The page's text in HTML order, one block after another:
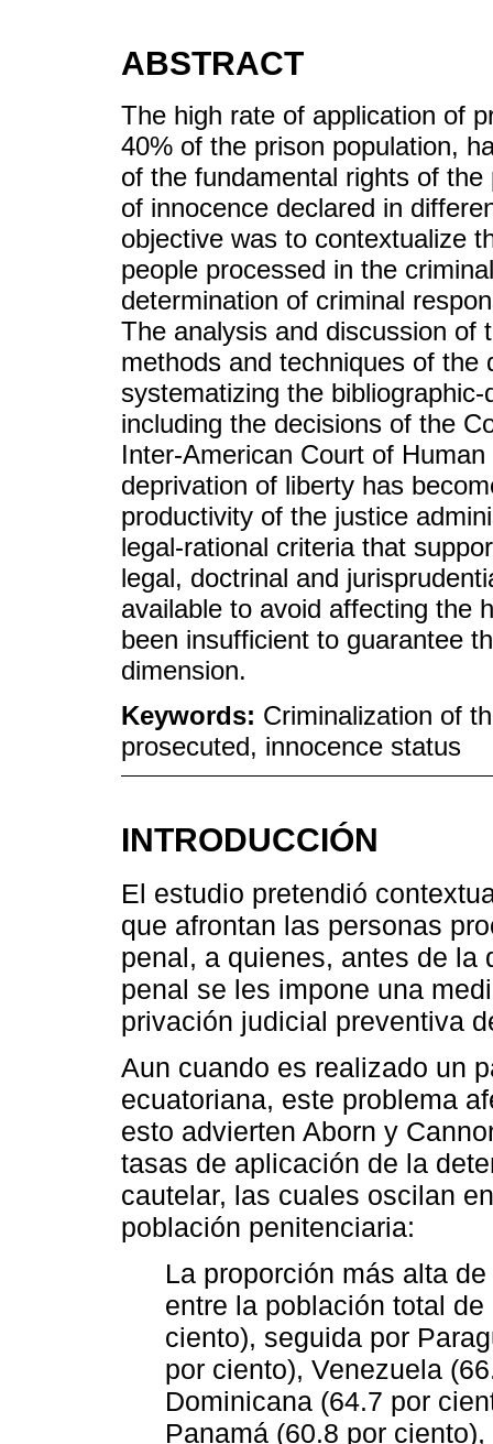
ABSTRACT
The high rate of application of
40% of the prison population,
of the fundamental rights of
of innocence declared in
objective was to contextualize
people processed in the
determination of criminal
The analysis and discussion of
methods and techniques of the
systematizing the
including the decisions of the
Inter-American Court of
deprivation of liberty has
productivity of the justice
legal-rational criteria that
legal, doctrinal and
available to avoid affecting the
been insufficient to guarantee
dimension.
Keywords: Criminalization of
prosecuted, innocence status
INTRODUCCIÓN
El estudio pretendió
que afrontan las personas
penal, a quienes, antes de la
penal se les impone una
privación judicial preventiva
Aun cuando es realizado un
ecuatoriana, este problema
esto advierten Aborn y
tasas de aplicación de la
cautelar, las cuales oscilan
población penitenciaria:
La proporción más alta
entre la población total
ciento), seguida por
por ciento), Venezuela
Dominicana (64.7 por
Panamá (60.8 por